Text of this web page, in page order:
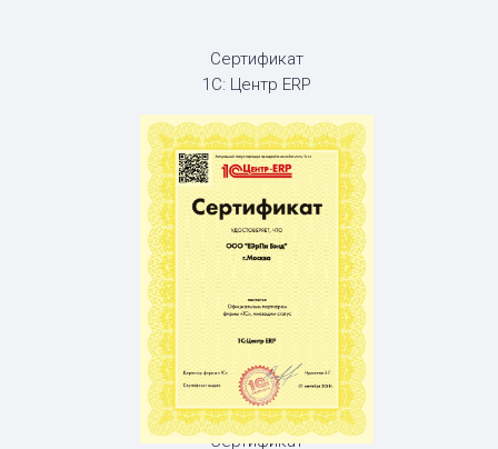
Сертификат
1С: Центр ERP
Сертификат